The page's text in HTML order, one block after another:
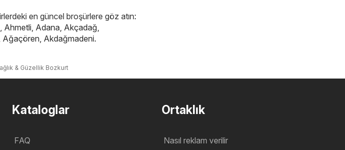
en güncel broşürlere göz atın:
, Ahmetli, Adana, Akçadağ,
Ağaçören, Akdağmadeni.
& Güzellik Bozkurt
Kataloglar
FAQ
Ortaklık
Nasıl reklam verilir